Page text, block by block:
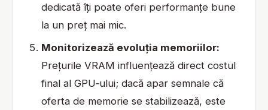
dedicată îți poate oferi performanțe bune
la un preț mai mic.
Monitorizează evoluția memoriilor:
Prețurile VRAM influențează direct costul
final al GPU‑ului; dacă apar semnale că
oferta de memorie se stabilizează, este